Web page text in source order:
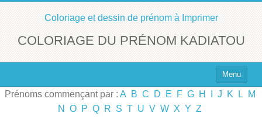
Coloriage et dessin de prénom à Imprimer
COLORIAGE DU PRÉNOM KADIATOU
Menu
Top 100 des Prénoms
Prénoms commençant par : A B C D E F G H J K L
M
N
O P Q R S T U V W X Y Z